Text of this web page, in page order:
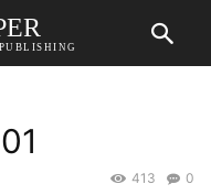
0
413